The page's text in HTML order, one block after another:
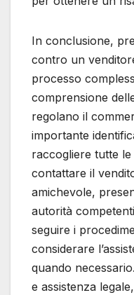
In conclusione,
contro un
processo
comprensione
regolano il
importante
raccogliere tutte
contattare il
amichevole,
autorità
seguire i
considerare
quando
e assistenza